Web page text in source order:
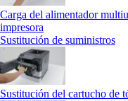
Carga del alimentador
impresora
Sustitución de suministros
Sustitución del cartucho de